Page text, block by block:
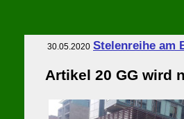
30.05.2020 Stelenreihe am
Artikel 20 GG wird